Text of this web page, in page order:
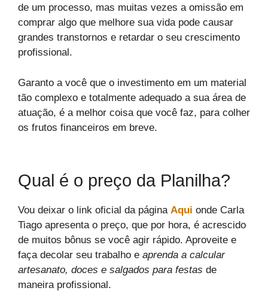
de um processo, mas muitas vezes a omissão em
comprar algo que melhore sua vida pode causar
grandes transtornos e retardar o seu crescimento
profissional.
Garanto a você que o investimento em um material
tão complexo e totalmente adequado a sua área de
atuação, é a melhor coisa que você faz, para colher
os frutos financeiros em breve.
Qual é o preço da Planilha?
Vou deixar o link oficial da página Aqui onde Carla
Tiago apresenta o preço, que por hora, é acrescido
de muitos bônus se você agir rápido. Aproveite e
faça decolar seu trabalho e aprenda a calcular
artesanato, doces e salgados para festas de
maneira profissional.